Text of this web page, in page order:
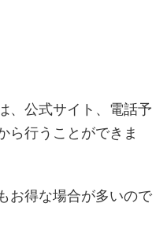
、公式サイト、電話予
ら行うことができま
お得な場合が多いので